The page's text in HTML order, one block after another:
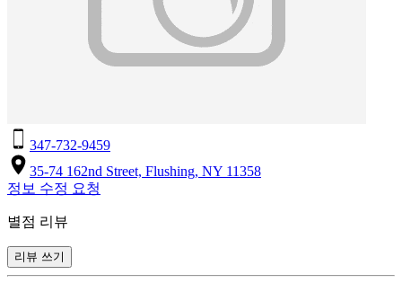
347-732-9459
35-74 162nd Street, Flushing, NY 11358
정보 수정 요청
별점 리뷰
리뷰 쓰기